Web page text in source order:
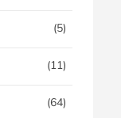
(5)
(11)
(64)